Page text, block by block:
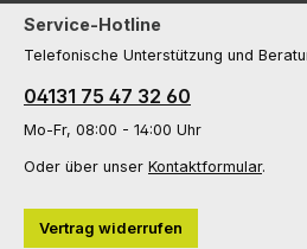
Service-Hotline
Telefonische Unterstützung und
04131 75 47 32 60
Mo-Fr, 08:00 - 14:00 Uhr
Oder über unser Kontaktformular.
Vertrag widerrufen